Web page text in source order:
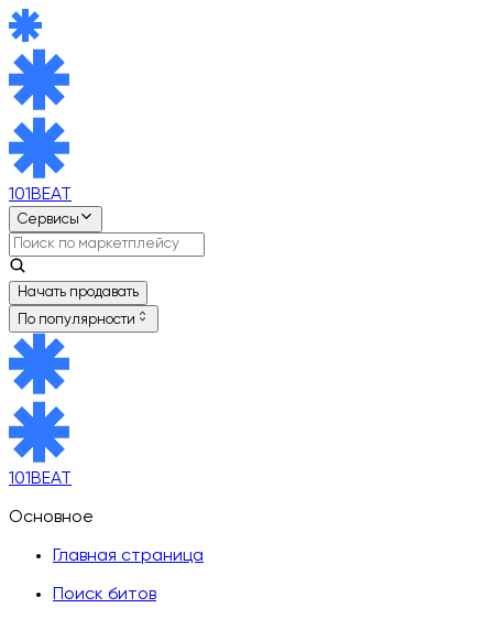
101BEAT
Сервисы
Начать продавать
По популярности
101BEAT
Основное
Главная страница
Поиск битов